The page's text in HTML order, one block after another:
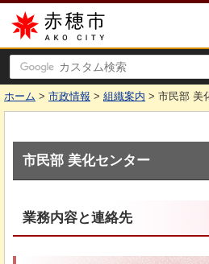
赤穂市
ホーム > 市政情報 > 組織案内 > 市民部 美
市民部 美化センター
業務内容と連絡先